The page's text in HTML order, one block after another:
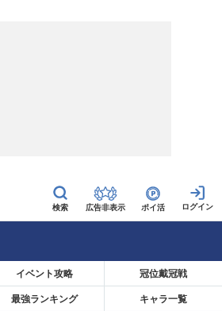
広告非表示 ポイ活
イベント攻略 冠位戴冠戦
最強ランキング キャラ一覧